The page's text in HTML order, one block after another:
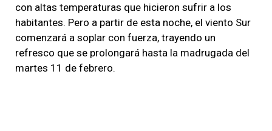
con altas temperaturas que hicieron sufrir a los
habitantes. Pero a partir de esta noche, el viento Sur
comenzará a soplar con fuerza, trayendo un
refresco que se prolongará hasta la madrugada del
martes 11 de febrero.